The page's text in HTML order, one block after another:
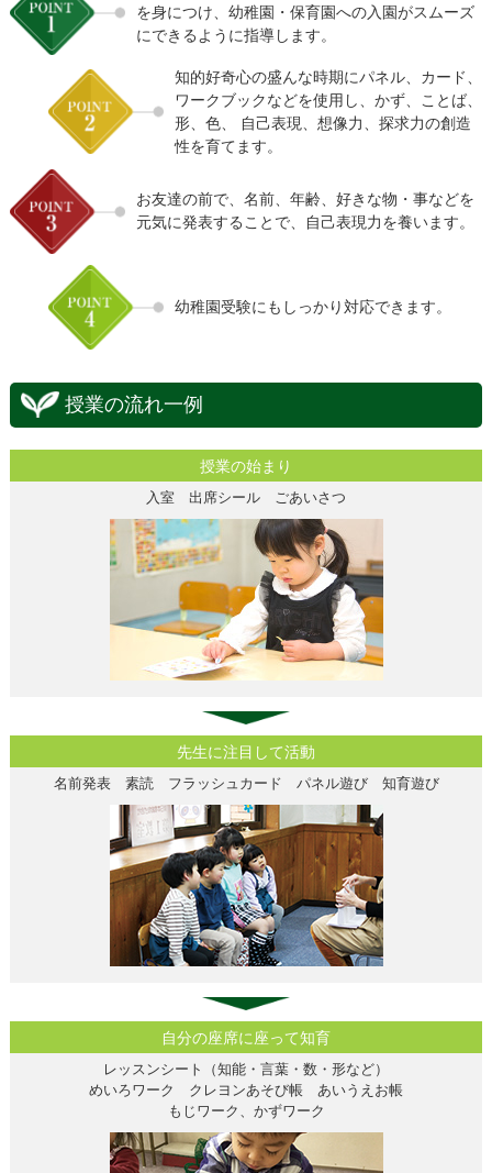
を身につけ、幼稚園・保育園への入園がスムーズ
にできるように指導します。
知的好奇心の盛んな時期にパネル、カード、
ワークブックなどを使用し、かず、ことば、
形、色、 自己表現、想像力、探求力の創造
性を育てます。
お友達の前で、名前、年齢、好きな物・事などを
元気に発表することで、自己表現力を養います。
幼稚園受験にもしっかり対応できます。
授業の流れ一例
授業の始まり
入室 出席シール ごあいさつ
先生に注目して活動
名前発表 素読 フラッシュカード パネル遊び 知育遊び
自分の座席に座って知育
レッスンシート（知能・言葉・数・形など）
めいろワーク クレヨンあそび帳 あいうえお帳
もじワーク、かずワーク